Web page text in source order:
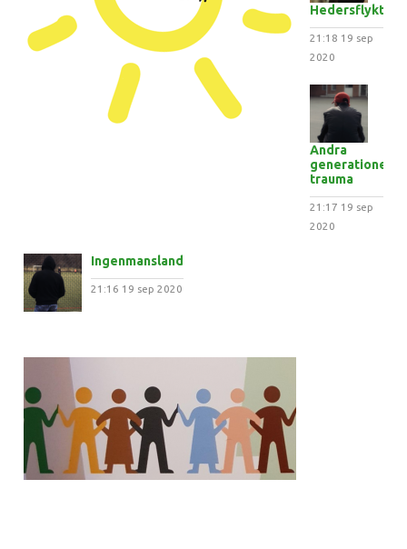
Hedersflykten
21:18 19 sep
2020
Andra
generationens
trauma
21:17 19 sep
2020
Ingenmansland
21:16 19 sep 2020